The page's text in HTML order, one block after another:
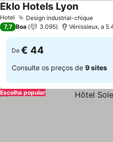
Hotel Design industrial-chiqueVer
Eklo Hotels LyonVer preços
7,7 Boa 3.095 Vénissieux, a
De € 44
Consulte os preços de 9 sites
Escolha popular